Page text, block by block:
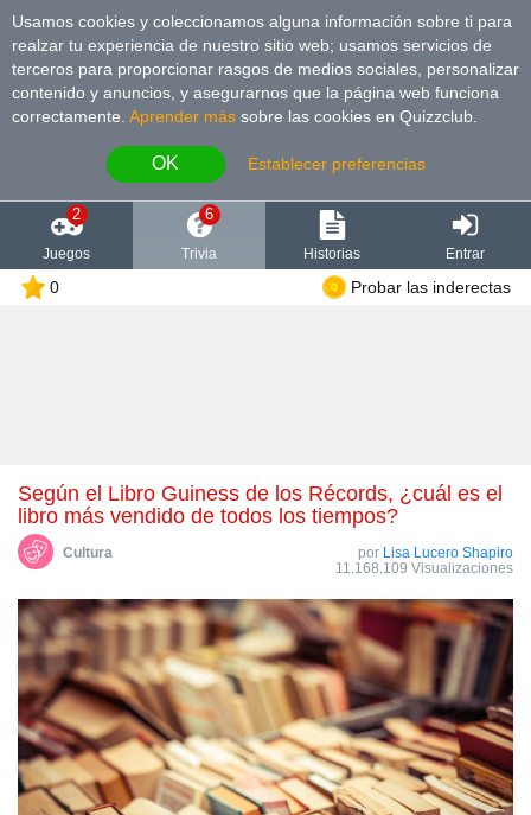
Usamos cookies y coleccionamos alguna información sobre ti para
realzar tu experiencia de nuestro sitio web; usamos servicios de
terceros para proporcionar rasgos de medios sociales, personalizar
contenido y anuncios, y asegurarnos que la página web funciona
correctamente. Aprender más sobre las cookies en Quizzclub.
OK Establecer preferencias
2
Juegos
6
Trivia Historias Entrar
0 Probar las inderectas
Según el Libro Guiness de los Récords, ¿cuál es el
libro más vendido de todos los tiempos?
Cultura por Lisa Lucero Shapiro
11.168.109 Visualizaciones